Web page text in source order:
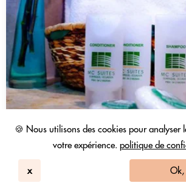
🍪 Nous utilisons des cookies pour analyser
votre expérience. politique de
x Ok,